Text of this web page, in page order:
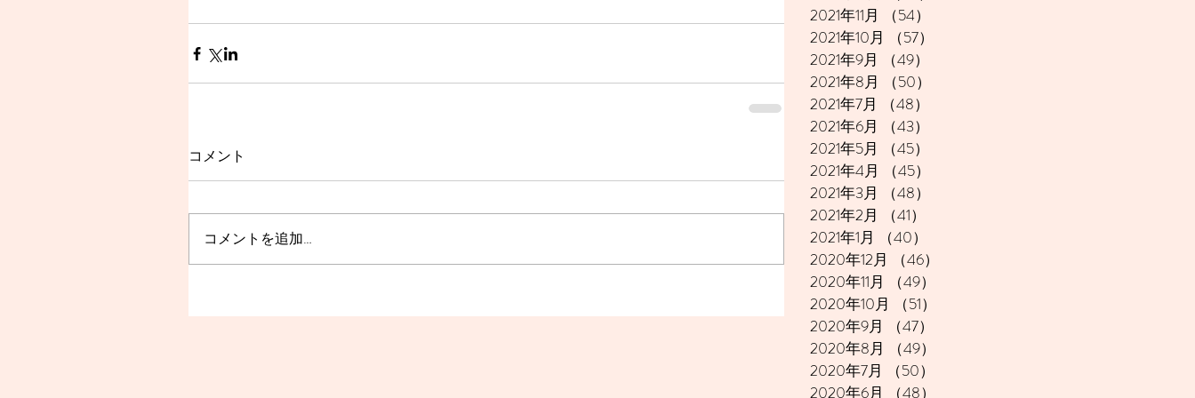
コメント
コメントを追加…
2021年11月
（54）
2021年10月
（57）
2021年9月
（49）
2021年8月
（50）
2021年7月
（48）
2021年6月
（43）
2021年5月
（45）
2021年4月
（45）
2021年3月
（48）
2021年2月
（41）
2021年1月
（40）
2020年12月
（46）
2020年11月
（49）
2020年10月
（51）
2020年9月
（47）
2020年8月
（49）
2020年7月
（50）
2020年6月
（48）